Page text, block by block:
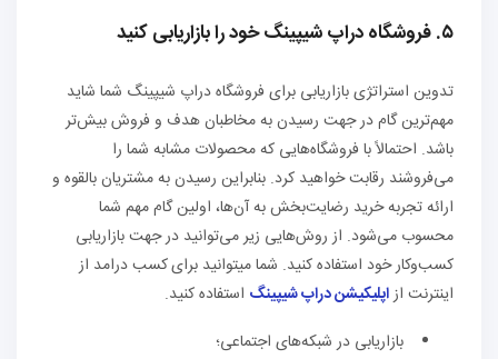
۵. فروشگاه دراپ شیپینگ خود را بازاریابی کنید
تدوین استراتژی بازاریابی برای فروشگاه دراپ شیپینگ شما شاید
مهم‌ترین گام در جهت رسیدن به مخاطبان هدف و فروش بیش‌تر
باشد. احتمالاً با فروشگاه‌هایی که محصولات مشابه شما را
می‌فروشند رقابت خواهید کرد. بنابراین رسیدن به مشتریان بالقوه و
ارائه تجربه خرید رضایت‌بخش به آن‌ها، اولین گام مهم شما
محسوب می‌شود. از روش‌هایی زیر می‌توانید در جهت بازاریابی
کسب‌وکار خود استفاده کنید. شما میتوانید برایکسب درامد از
اینترنت ازاپلیکیشن دراپ شیپینگ استفاده کنید.
بازاریابی در شبکه‌های اجتماعی؛